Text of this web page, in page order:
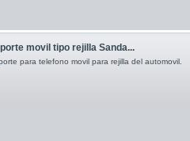
movil tipo rejilla Sanda...
para telefono movil para rejilla del automovil.